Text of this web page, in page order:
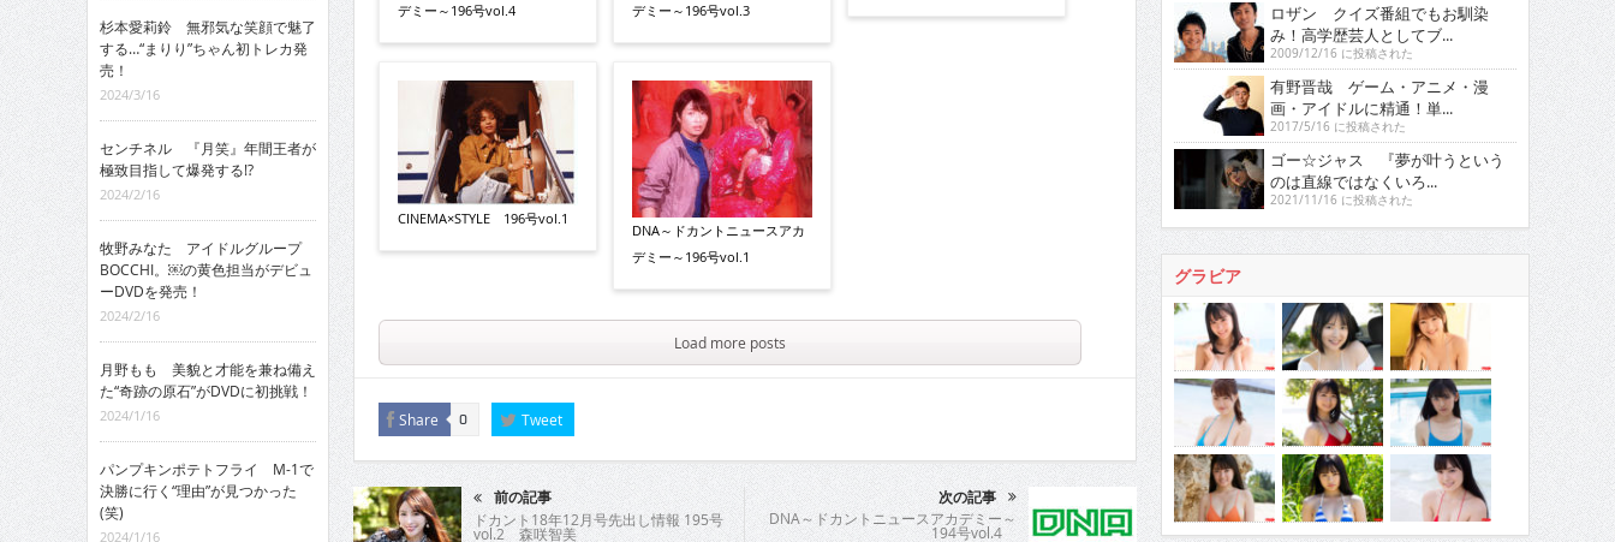
デミー～196号vol.4
CINEMA×STYLE 196号vol.1
デミー～196号vol.3
DNA～ドカントニュースアカ
デミー～196号vol.1
Load more posts
Share 0 Tweet
前の記事
ドカント18年12月号先出し情報 195号
vol.2 森咲智美
次の記事
DNA～ドカントニュースアカデミー～
194号vol.4
杉本愛莉鈴 無邪気な笑顔で魅了
する…“まりり”ちゃん初トレカ発
売！
2024/3/16
センチネル 『月笑』年間王者が
極致目指して爆発する!?
2024/2/16
牧野みなた アイドルグループ
BOCCHI。￼の黄色担当がデビュ
ーDVDを発売！
2024/2/16
月野もも 美貌と才能を兼ね備え
た“奇跡の原石”がDVDに初挑戦！
2024/1/16
パンプキンポテトフライ M-1で
決勝に行く“理由”が見つかった
(笑)
2024/1/16
ロザン クイズ番組でもお馴染
み！高学歴芸人としてブ...
2009/12/16 に投稿された
有野晋哉 ゲーム・アニメ・漫
画・アイドルに精通！単...
2017/5/16 に投稿された
ゴー☆ジャス 『夢が叶うという
のは直線ではなくいろ...
2021/11/16 に投稿された
グラビア